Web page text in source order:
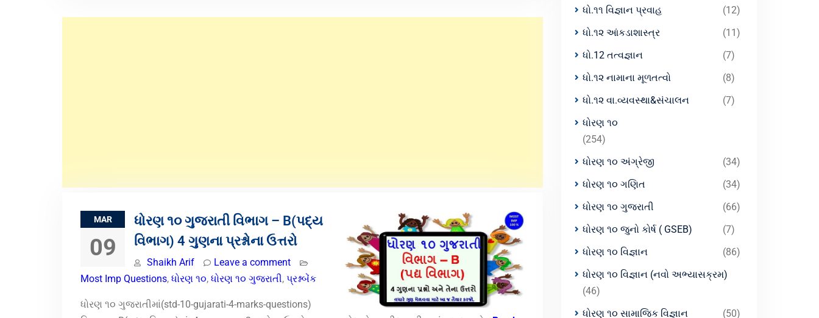
MAR
09
ધોરણ ૧૦ ગુજરાતી વિભાગ – B(પદ્ય
વિભાગ) 4 ગુણના પ્રશ્નોના ઉત્તરો
Shaikh Arif
Leave a comment
Most Imp Questions, ધોરણ ૧૦, ધોરણ ૧૦ ગુજરાતી, પ્રશ્નબેંક
ધોરણ ૧૦ ગુજરાતીમાં(std-10-gujarati-4-marks-questions)
ધો.૧૧ વિજ્ઞાન પ્રવાહ
(12)
ધો.૧૨ આંકડાશાસ્ત્ર
(11)
ધો.12 તત્વજ્ઞાન
(7)
ધો.૧૨ નામાના મૂળતત્વો
(8)
ધો.૧૨ વા.વ્યવસ્થા&સંચાલન
(7)
ધોરણ ૧૦
(254)
ધોરણ ૧૦ અંગ્રેજી
(34)
ધોરણ ૧૦ ગણિત
(34)
ધોરણ ૧૦ ગુજરાતી
(66)
ધોરણ ૧૦ જુનો કોર્ષ ( GSEB)
(7)
ધોરણ ૧૦ વિજ્ઞાન
(86)
ધોરણ ૧૦ વિજ્ઞાન (નવો અભ્યાસક્રમ)
(46)
ધોરણ ૧૦ સામાજિક વિજ્ઞાન
(50)